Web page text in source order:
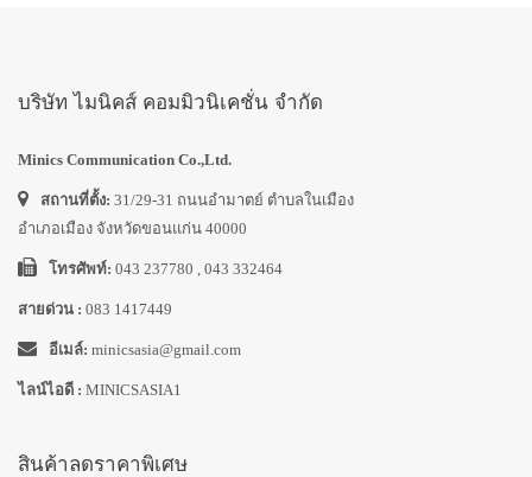
บริษัท ไมนิคส์ คอมมิวนิเคชั่น จำกัด
Minics Communication Co.,Ltd.
สถานที่ตั้ง: 31/29-31 ถนนอำมาตย์ ตำบลในเมือง
อำเภอเมือง จังหวัดขอนแก่น 40000
โทรศัพท์: 043 237780 , 043 332464
สายด่วน : 083 1417449
อีเมล์: minicsasia@gmail.com
ไลน์ไอดี : MINICSASIA1
สินค้าลดราคาพิเศษ